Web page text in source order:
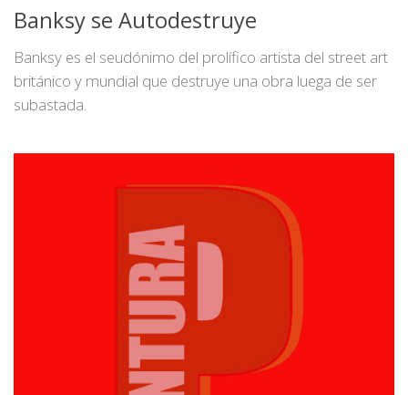
Banksy se Autodestruye
Banksy es el seudónimo del prolífico artista del street art
británico y mundial que destruye una obra luega de ser
subastada.